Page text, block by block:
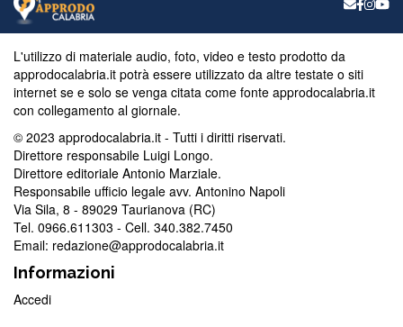
pesantemente danneggiati alcuni mezzi meccanici”. Il
segretario regionale del partito, il senatore Nicola Irto,
condanna […]
L'utilizzo di materiale audio, foto, video e testo prodotto da
approdocalabria.it potrà essere utilizzato da altre testate o siti
internet se e solo se venga citata come fonte approdocalabria.it
con collegamento al giornale.
© 2023 approdocalabria.it - Tutti i diritti riservati.
Direttore responsabile Luigi Longo.
Direttore editoriale Antonio Marziale.
Responsabile ufficio legale avv. Antonino Napoli
Via Sila, 8 - 89029 Taurianova (RC)
Tel. 0966.611303 - Cell. 340.382.7450
Email: redazione@approdocalabria.it
Informazioni
Accedi